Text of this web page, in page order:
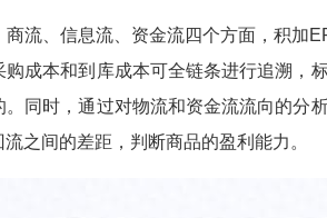
流、信息流、资金流四个方面，积加
成本和到库成本可全链条进行追溯，
同时，通过对物流和资金流流向的分
之间的差距，判断商品的盈利能力。